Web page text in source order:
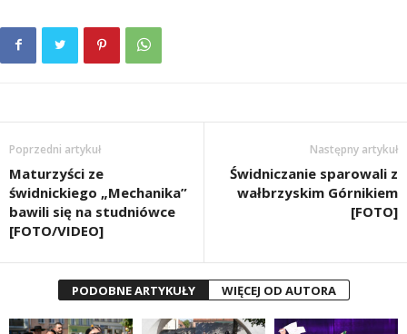
Poprzedni artykuł
Maturzyści ze
świdnickiego „Mechanika”
bawili się na studniówce
[FOTO/VIDEO]
Następny artykuł
Świdniczanie sparowali z
wałbrzyskim Górnikiem
[FOTO]
PODOBNE ARTYKUŁY WIĘCEJ OD AUTORA